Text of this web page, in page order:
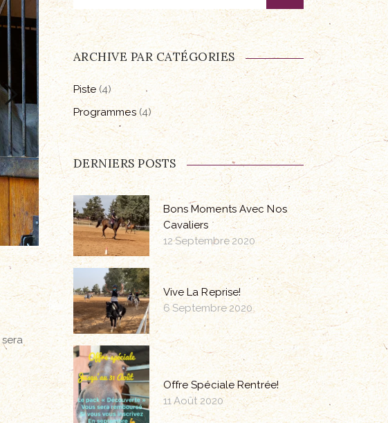
ARCHIVE PAR CATÉGORIES
Piste(4)
Programmes(4)
DERNIERS POSTS
Bons Moments Avec Nos
Cavaliers
12 Septembre 2020
Vive La Reprise!
6 Septembre 2020
Offre Spéciale Rentrée!
11 Août 2020